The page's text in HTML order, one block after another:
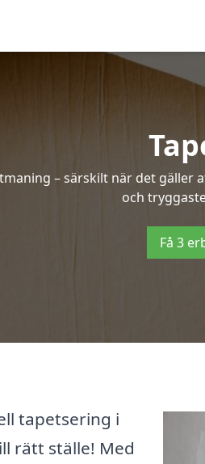
– särskilt när det
och
Få 3
tapetsering i
rätt ställe! Med